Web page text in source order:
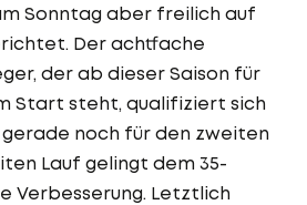
Sonntag aber freilich auf
Der achtfache
der ab dieser Saison für
Start steht, qualifiziert sich
gerade noch für den zweiten
Lauf gelingt dem 35-
Verbesserung. Letztlich